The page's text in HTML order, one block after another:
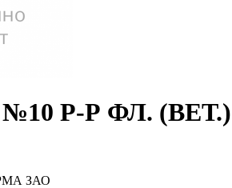
Р-Р ФЛ. (ВЕТ.)
ЗАО